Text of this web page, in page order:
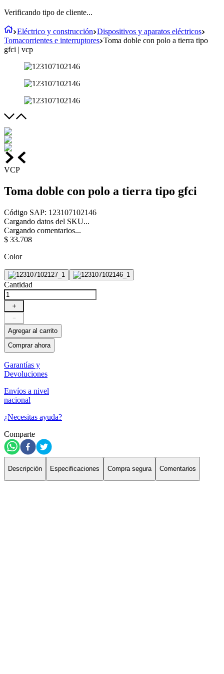
Verificando tipo de cliente...
Eléctrico y construcción Dispositivos y aparatos eléctricos
Tomacorrientes e interruptores Toma doble con polo a tierra tipo
gfci | vcp
VCP
Toma doble con polo a tierra tipo gfci
Código SAP: 123107102146
Cargando datos del SKU...
Cargando comentarios...
$ 33.708
Color
Cantidad
＋
－
Agregar al carrito
Comprar ahora
Garantías y
Devoluciones
Envíos a nivel
nacional
¿Necesitas ayuda?
Comparte
Descripción Especificaciones Compra segura Comentarios